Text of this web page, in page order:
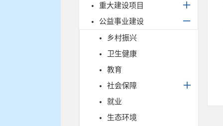
重大建设项目
公益事业建设
乡村振兴
卫生健康
教育
社会保障
就业
生态环境